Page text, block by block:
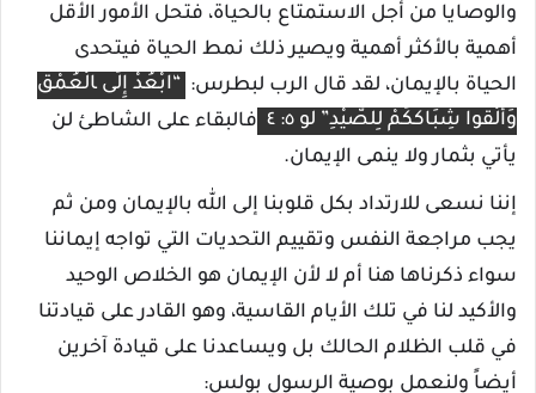
والوصايا من أجل الاستمتاع بالحياة، فتحل الأمور الأقل
أهمية بالأكثر أهمية ويصير ذلك نمط الحياة فيتحدى
الحياة بالإيمان، لقد قال الرب لبطرس: “ابْعُدْ إِلَى ‍الْعُمْق
وَأَلْقُوا شِبَاكَكُمْ لِلصَّيْدِ” لو ٥: ٤
فالبقاء على الشاطئ لن
يأتي بثمار ولا ينمى الإيمان.
إننا نسعى للارتداد بكل قلوبنا إلى الله بالإيمان ومن ثم
يجب مراجعة النفس وتقييم التحديات التي تواجه إيماننا
سواء ذكرناها هنا أم لا لأن الإيمان هو الخلاص الوحيد
والأكيد لنا في تلك الأيام القاسية، وهو القادر على قيادتنا
في قلب الظلام الحالك بل ويساعدنا على قيادة آخرين
أيضاً ولنعمل بوصية الرسول بولس: